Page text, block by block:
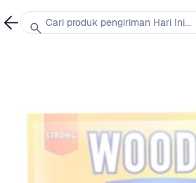
Cari produk pengiriman Hari Ini...